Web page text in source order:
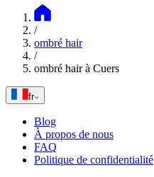
/
ombré hair
/
ombré hair à Cuers
fr
Blog
À propos de nous
FAQ
Politique de confidentialité